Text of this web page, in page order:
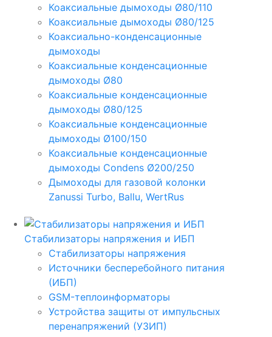
Коаксиальные дымоходы Ø80/110
Коаксиальные дымоходы Ø80/125
Коаксиально-конденсационные
дымоходы
Коаксиальные конденсационные
дымоходы Ø80
Коаксиальные конденсационные
дымоходы Ø80/125
Коаксиальные конденсационные
дымоходы Ø100/150
Коаксиальные конденсационные
дымоходы Condens Ø200/250
Дымоходы для газовой колонки
Zanussi Turbo, Ballu, WertRus
Стабилизаторы напряжения и ИБП
Стабилизаторы напряжения
Источники бесперебойного питания
(ИБП)
GSM-теплоинформаторы
Устройства защиты от импульсных
перенапряжений (УЗИП)